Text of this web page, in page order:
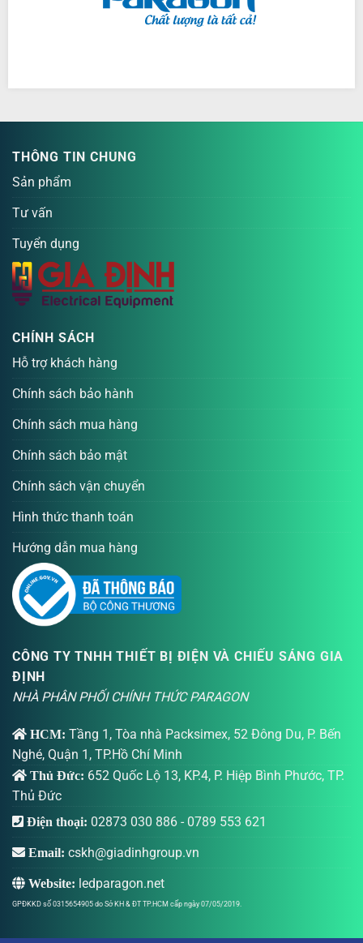
THÔNG TIN CHUNG
Sản phẩm
Tư vấn
Tuyển dụng
CHÍNH SÁCH
Hỗ trợ khách hàng
Chính sách bảo hành
Chính sách mua hàng
Chính sách bảo mật
Chính sách vận chuyển
Hình thức thanh toán
Hướng dẫn mua hàng
CÔNG TY TNHH THIẾT BỊ ĐIỆN VÀ CHIẾU SÁNG GIA
ĐỊNH
NHÀ PHÂN PHỐI CHÍNH THỨC PARAGON
HCM: Tầng 1, Tòa nhà Packsimex, 52 Đông Du, P. Bến
Nghé, Quận 1, TP.Hồ Chí Minh
Thủ Đức: 652 Quốc Lộ 13, KP.4, P. Hiệp Bình Phước, TP.
Thủ Đức
Điện thoại: 02873 030 886 - 0789 553 621
Email: cskh@giadinhgroup.vn
Website: ledparagon.net
GPĐKKD số 0315654905 do Sở KH & ĐT TP.HCM cấp ngày 07/05/2019.